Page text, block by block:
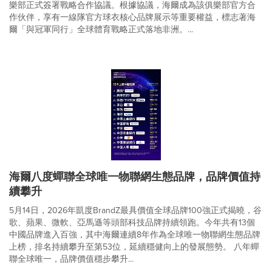
樂部正式簽署戰略合作協議。根據協議，海爾成為該俱樂部官方合
作伙伴，享有一線隊官方球衣核心品牌展示等重要權益，標志著海
爾「與冠軍同行」全球體育戰略正式落地非洲。...
海爾八度蟬聯全球唯一物聯網生態品牌，品牌價值持
續攀升
5月14日，2026年凱度BrandZ最具價值全球品牌100強正式揭曉，谷
歌、蘋果、微軟、亞馬遜等頭部科技品牌持續領跑。今年共有13個
中國品牌進入百強，其中海爾連續8年作為全球唯一物聯網生態品牌
上榜，排名持續攀升至第53位，延續穩健向上的發展態勢。 八年蟬
聯全球唯一，品牌價值穩步攀升...